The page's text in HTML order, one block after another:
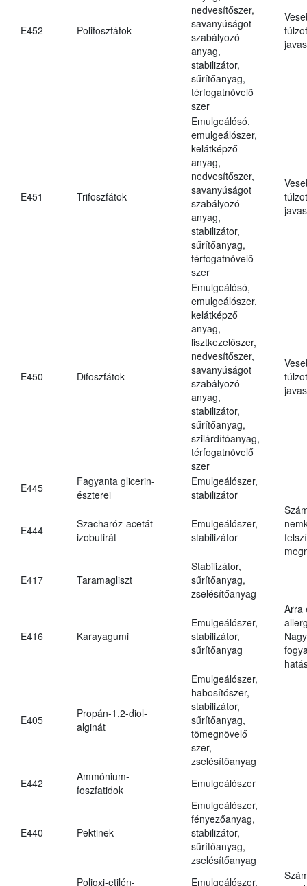
E452 Polifoszfátok
nedvesítőszer,
savanyúságot
szabályozó
anyag,
stabilizátor,
sűrítőanyag,
térfogatnövelő
szer
E451 Trifoszfátok
Emulgeálósó,
emulgeálószer,
kelátképző
anyag,
nedvesítőszer,
savanyúságot
szabályozó
anyag,
stabilizátor,
sűrítőanyag,
térfogatnövelő
szer
E450 Difoszfátok
Emulgeálósó,
emulgeálószer,
kelátképző
anyag,
lisztkezelőszer,
nedvesítőszer,
savanyúságot
szabályozó
anyag,
stabilizátor,
sűrítőanyag,
szilárdítóanyag,
térfogatnövelő
szer
E445
Fagyanta glicerin-
észterei
Emulgeálószer,
stabilizátor
E444
Szacharóz-acetát-
izobutirát
Emulgeálószer,
stabilizátor
E417 Taramagliszt
Stabilizátor,
sűrítőanyag,
zselésítőanyag
E416 Karayagumi
Emulgeálószer,
stabilizátor,
sűrítőanyag
Arra
E405
Propán-1,2-diol-
alginát
Emulgeálószer,
habosítószer,
stabilizátor,
sűrítőanyag,
tömegnövelő
szer,
zselésítőanyag
E442
Ammónium-
foszfatidok
Emulgeálószer
E440 Pektinek
Emulgeálószer,
fényezőanyag,
stabilizátor,
sűrítőanyag,
zselésítőanyag
Polioxi-etilén-
Emulgeálószer,